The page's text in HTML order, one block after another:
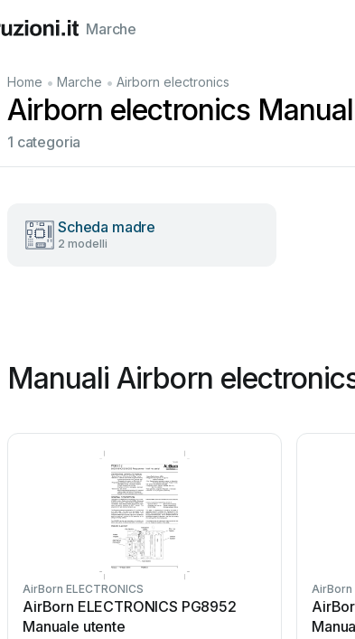
Italiano Français
Marche
Home • Marche • Airborn electronics
Airborn electronics
1 categoria
Scheda madre
2 modelli
Manuali Airborn
AirBorn ELECTRONICS
AirBorn ELECTRONICS PG8952
Manuale utente
AirBorn